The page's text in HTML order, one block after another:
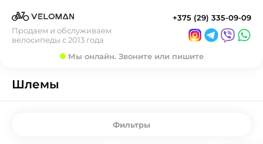
Продаем и обслуживаем
велосипеды с 2013 года
+375 (29) 335-09-09
Мы онлайн. Звоните или пишите
Шлемы
Фильтры